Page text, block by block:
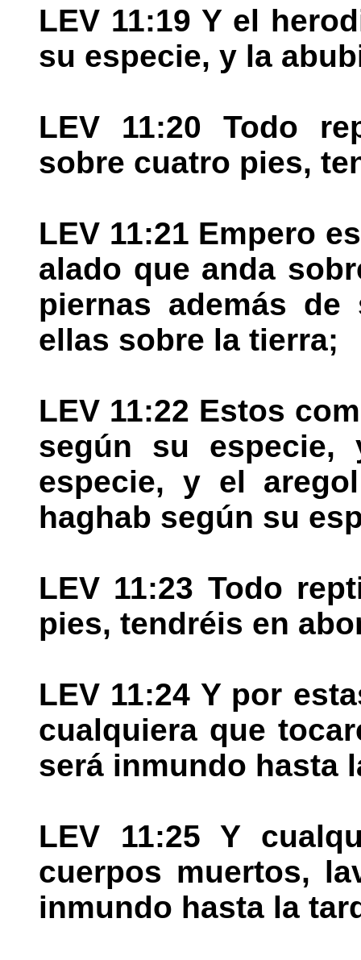
LEV 11:19 Y el
su especie, y la
LEV 11:20 Todo
sobre cuatro pies,
LEV 11:21 Empero
alado que anda
piernas además
ellas sobre la tierra;
LEV 11:22 Estos
según su
especie, y el
haghab según su
LEV 11:23 Todo
pies, tendréis en
LEV 11:24 Y por
cualquiera que
será inmundo hasta
LEV 11:25 Y
cuerpos muertos,
inmundo hasta la